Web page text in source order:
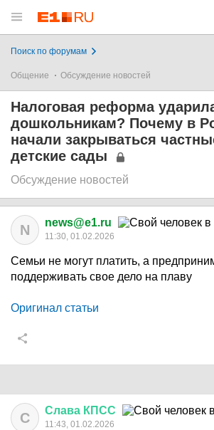
Поиск по форумам
Общение Обсуждение новостей
Налоговая реформа
дошкольникам? Почему в
начали закрываться
детские сады
Обсуждение новостей
N news@e1.ru
11:30, 01.02.2026
Семьи не могут платить, а
поддерживать свое дело на плаву
Оригинал статьи
С Слава КПСС
11:43, 01.02.2026